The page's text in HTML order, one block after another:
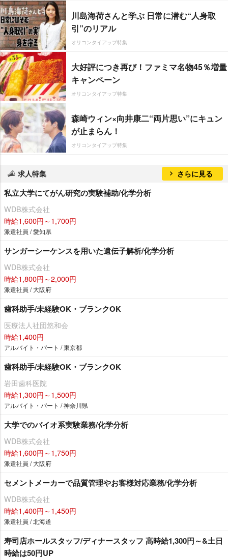
川島海荷さんと学ぶ 日常に潜む“人身取
引”のリアル
オリコンタイアップ特集
大好評につき再び！ファミマ名物45％増量
キャンペーン
オリコンタイアップ特集
森崎ウィン×向井康二“両片思い”にキュン
が止まらん！
オリコンタイアップ特集
求人特集 さらに見る
私立大学にてがん研究の実験補助/化学分析
WDB株式会社
時給1,600円～1,700円
派遣社員 / 愛知県
サンガーシーケンスを用いた遺伝子解析/化学分析
WDB株式会社
時給1,800円～2,000円
派遣社員 / 大阪府
歯科助手/未経験OK・ブランクOK
医療法人社団悠和会
時給1,400円
アルバイト・パート / 東京都
歯科助手/未経験OK・ブランクOK
田歯科医院
時給1,300円～1,500円
アルバイト・パート / 神奈川県
大学でのバイオ系実験業務/化学分析
WDB株式会社
時給1,600円～1,750円
派遣社員 / 大阪府
セメントメーカーで品質管理やお客様対応業務/化学分析
WDB株式会社
時給1,400円～1,450円
派遣社員 / 北海道
寿司店ホールスタッフ/ディナースタッフ 高時給1,300円～&土日
時給は50円UP